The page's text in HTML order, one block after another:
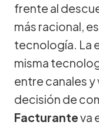
frente al
más racional,
tecnología. La
misma
entre canales
decisión de
Facturanteva